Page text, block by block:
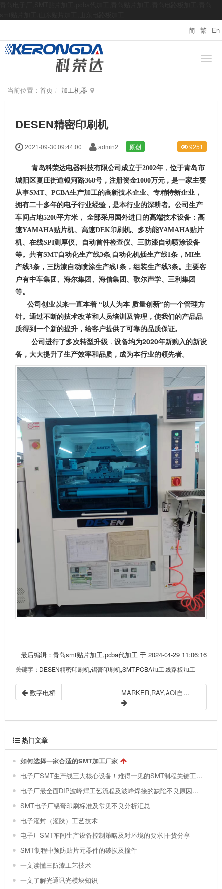
简 繁 En
当前位置： 首页 加工机器
DESEN精密印刷机
2021-09-30 09:44:00 admin2 原创 9251
青岛科荣达电器科技有限公司成立于2002年，位于青岛市
城阳区夏庄街道银河路368号，注册资金1000万元，是一家主要
从事SMT、PCBA生产加工的高新技术企业、专精特新企业，
拥有二十多年的电子行业经验，是本行业的深耕者。公司生产
车间占地5200平方米， 全部采用国外进口的高端技术设备：高
速YAMAHA贴片机、高速DEK印刷机、多功能YAMAHA贴片
机、在线SPI测厚仪、自动首件检查仪、三防漆自动喷涂设备
等。共有SMT自动化生产线3条,自动化机插生产线1条，MI生
产线3条，三防漆自动喷涂生产线1条，组装生产线3条。主要客
户有中车集团、海尔集团、海信集团、歌尔声学、三利集团
等。
公司创业以来一直本着 “以人为本 质量创新”的一个管理方
针。通过不断的技术改革和人员培训及管理，使我们的产品品
质得到一个新的提升，给客户提供了可靠的品质保证。
公司进行了多次转型升级，设备均为2020年新购入的新设
备，大大提升了生产效率和品质，成为本行业的领先者。
最后编辑：青岛smt贴片加工,pcba代加工 于 2024-04-29 11:06:16
关键字 ：DESEN精密印刷机,锡膏印刷机,SMT,PCBA加工,线路板加工
数字电桥 MARKER,RAY,AOI自动检测仪
热门文章
如何选择一家合适的SMT加工厂家
电子厂SMT生产线三大核心设备！难得一见的SMT制程关键工艺视频！
电子厂最全面DIP波峰焊工艺流程及波峰焊接的缺陷不良原因分析 !
SMT电子厂锡膏印刷标准及常见不良分析汇总
电子灌封（灌胶）工艺技术
电子厂SMT车间生产设备控制策略及对环境的要求|干货分享
SMT制程中预防贴片元器件的破损及撞件
一文读懂三防漆工艺技术
一文了解光通讯光模块知识